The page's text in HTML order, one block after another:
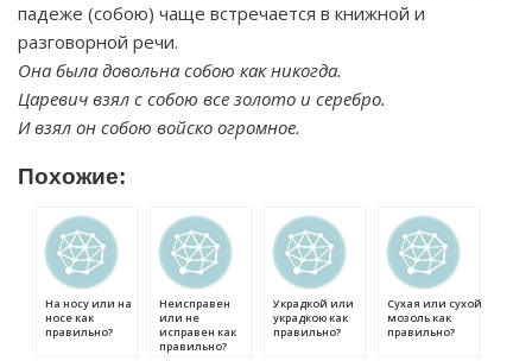
падеже (собою) чаще встречается в книжной и
разговорной речи.
Она была довольна собою как никогда.
Царевич взял с собою все золото и серебро.
И взял он собою войско огромное.
Похожие:
На носу или на
носе как
правильно?
Неисправен
или не
исправен как
правильно?
Украдкой или
украдкою как
правильно?
Сухая или сухой
мозоль как
правильно?